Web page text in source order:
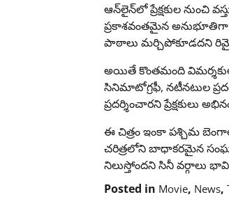
ఆన్‌లైన్‌లో ప్రేక్షకుల నుంచి
ప్రకాశవంతమైన అనుభూతిగా
పాఠాలు మర్చిపోకూడదని
అయితే కొంతమంది
సినిమాటోగ్రఫీ, నటీనటుల
ప్రదర్శించారని ప్రేక్షకులు
ఈ చిత్రం ఇంకా పశ్చిమ
చరిత్రలోని బాధాకరమైన
నిలుస్తోందని సినీ వర్గాలు
Posted in Movie, News,